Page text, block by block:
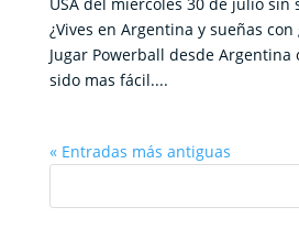
¿Vives en Argentina y sueñas
Jugar Powerball desde
sido mas fácil....
« Entradas más antiguas